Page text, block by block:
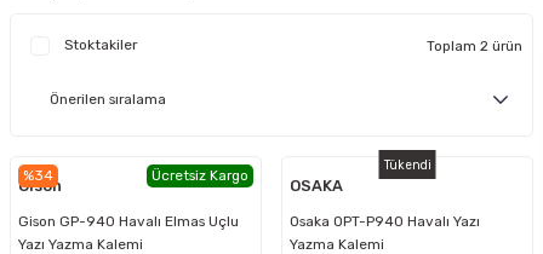
Stoktakiler Toplam 2 ürün
%34 Ücretsiz Kargo
Gison
Gison GP-940 Havalı Elmas Uçlu
Yazı Yazma Kalemi
Tükendi
OSAKA
Osaka OPT-P940 Havalı Yazı
Yazma Kalemi